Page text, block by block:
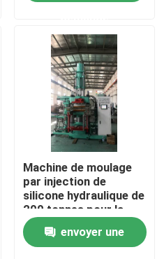
injection en caoutchouc de
verticale de moulage par
compression de vide
injection de caoutchouc
Machine de moulage
par injection de
silicone hydraulique de
200 tonnes pour la
fabrication de
bonnets de natation
en silicone
envoyer une